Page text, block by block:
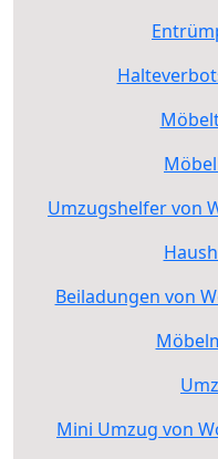
Umzugshelfer von
Beiladungen von
Mini Umzug von